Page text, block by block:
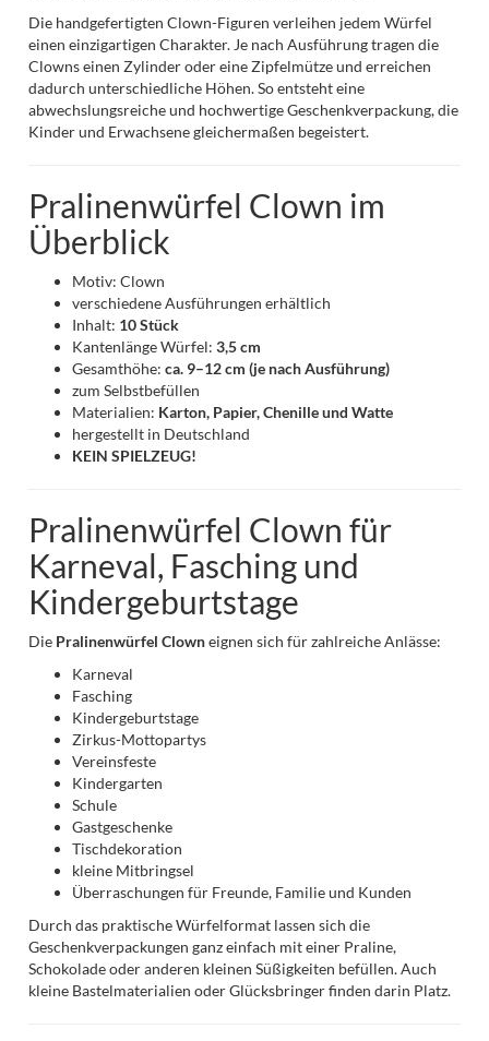
Die handgefertigten Clown-Figuren verleihen jedem Würfel
einen einzigartigen Charakter. Je nach Ausführung tragen die
Clowns einen Zylinder oder eine Zipfelmütze und erreichen
dadurch unterschiedliche Höhen. So entsteht eine
abwechslungsreiche und hochwertige Geschenkverpackung, die
Kinder und Erwachsene gleichermaßen begeistert.
Pralinenwürfel Clown im
Überblick
Motiv: Clown
verschiedene Ausführungen erhältlich
Inhalt: 10 Stück
Kantenlänge Würfel: 3,5 cm
Gesamthöhe: ca. 9–12 cm (je nach Ausführung)
zum Selbstbefüllen
Materialien: Karton, Papier, Chenille und Watte
hergestellt in Deutschland
KEIN SPIELZEUG!
Pralinenwürfel Clown für
Karneval, Fasching und
Kindergeburtstage
Die Pralinenwürfel Clowneignen sich für zahlreiche Anlässe:
Karneval
Fasching
Kindergeburtstage
Zirkus-Mottopartys
Vereinsfeste
Kindergarten
Schule
Gastgeschenke
Tischdekoration
kleine Mitbringsel
Überraschungen für Freunde, Familie und Kunden
Durch das praktische Würfelformat lassen sich die
Geschenkverpackungen ganz einfach mit einer Praline,
Schokolade oder anderen kleinen Süßigkeiten befüllen. Auch
kleine Bastelmaterialien oder Glücksbringer finden darin Platz.